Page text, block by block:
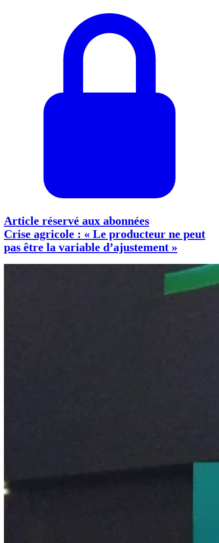
Article réservé aux abonnées
Crise agricole : « Le producteur ne peut
pas être la variable d’ajustement »